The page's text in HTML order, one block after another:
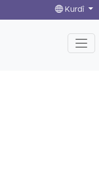
Kurdî